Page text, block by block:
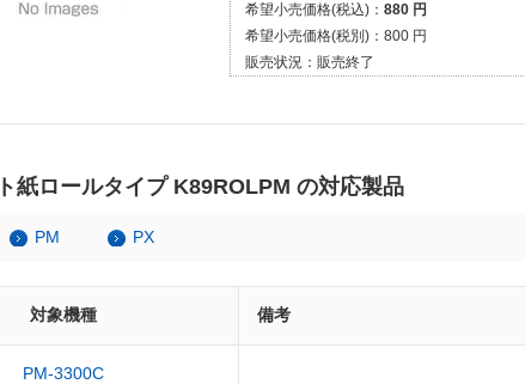
希望小売価格(税込)： 880 円
希望小売価格(税別)： 800 円
販売状況： 販売終了
紙ロールタイプ K89ROLPM の対応製品
PM PX
対象機種 備考
PM-3300C